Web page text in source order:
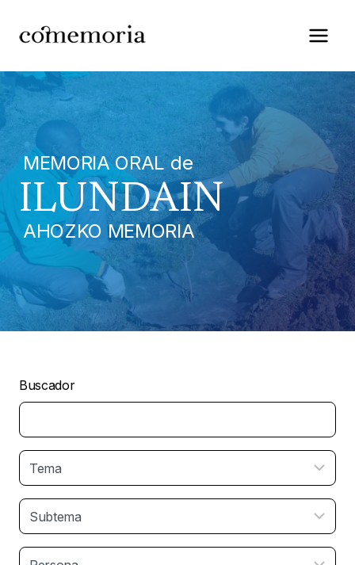
contenido
MEMORIA ORAL de
ILUNDAIN
AHOZKO MEMORIA
Buscador